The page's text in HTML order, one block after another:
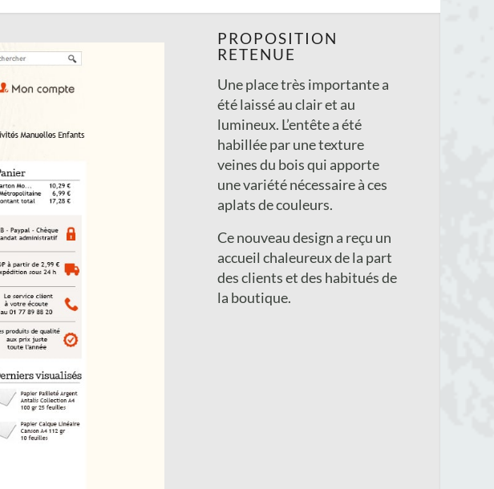
PROPOSITION
RETENUE
Une place très importante a
été laissé au clair et au
lumineux. L’entête a été
habillée par une texture
veines du bois qui apporte
une variété nécessaire à ces
aplats de couleurs.
Ce nouveau design a reçu un
accueil chaleureux de la part
des clients et des habitués de
la boutique.